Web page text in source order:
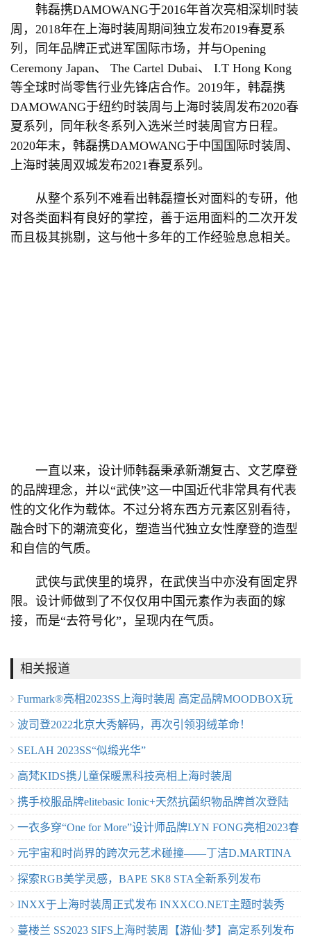
韩磊携DAMOWANG于2016年首次亮相深圳时装
周，2018年在上海时装周期间独立发布2019春夏系
列，同年品牌正式进军国际市场，并与Opening
Ceremony Japan、 The Cartel Dubai、 I.T Hong Kong
等全球时尚零售行业先锋店合作。2019年，韩磊携
DAMOWANG于纽约时装周与上海时装周发布2020春
夏系列，同年秋冬系列入选米兰时装周官方日程。
2020年末，韩磊携DAMOWANG于中国国际时装周、
上海时装周双城发布2021春夏系列。
从整个系列不难看出韩磊擅长对面料的专研，他
对各类面料有良好的掌控，善于运用面料的二次开发
而且极其挑剔，这与他十多年的工作经验息息相关。
一直以来，设计师韩磊秉承新潮复古、文艺摩登
的品牌理念，并以“武侠”这一中国近代非常具有代表
性的文化作为载体。不过分将东西方元素区别看待，
融合时下的潮流变化，塑造当代独立女性摩登的造型
和自信的气质。
武侠与武侠里的境界，在武侠当中亦没有固定界
限。设计师做到了不仅仅用中国元素作为表面的嫁
接，而是“去符号化”，呈现内在气质。
相关报道
Furmark®亮相2023SS上海时装周 ⾼定品牌MOODBOX玩
味皮草新时尚
波司登2022北京大秀解码，再次引领羽绒革命！
SELAH 2023SS“似缎光华”
高梵KIDS携儿童保暖黑科技亮相上海时装周
携手校服品牌elitebasic Ionic+天然抗菌织物品牌首次登陆
2023SS上海时装周
一衣多穿“One for More”设计师品牌LYN FONG亮相2023春
夏上海时装周
元宇宙和时尚界的跨次元艺术碰撞——丁洁D.MARTINA
QUEEN 向阳而生·上海发布秀
探索RGB美学灵感，BAPE SK8 STA全新系列发布
INXX于上海时装周正式发布 INXXCO.NET主题时装秀
蔓楼兰 SS2023 SIFS上海时装周【游仙·梦】高定系列发布